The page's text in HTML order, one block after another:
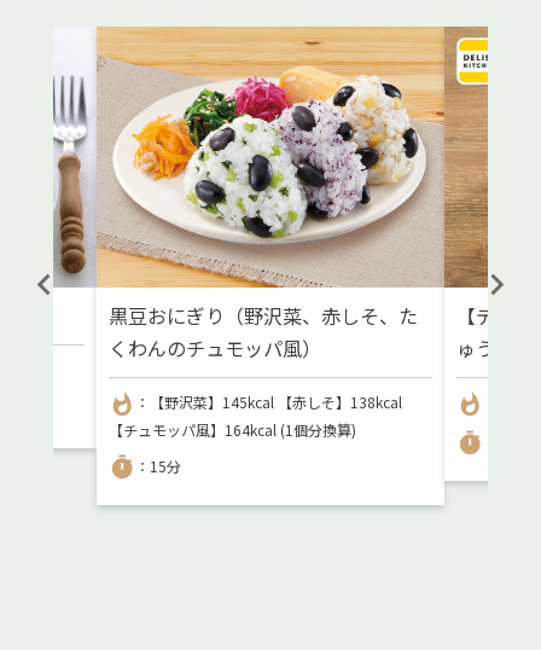
黒豆おにぎり（野沢菜、赤しそ、た
くわんのチュモッパ風）
whatshot ：【野沢菜】145kcal 【赤しそ】138kcal
【チュモッパ風】164kcal (1個分換算)
timer ：15分
【デリ
ゅうり
whatshot
timer